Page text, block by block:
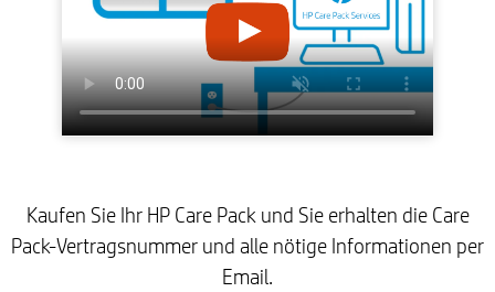
Kaufen Sie Ihr HP Care Pack und Sie erhalten die Care
Pack-Vertragsnummer und alle nötige Informationen per
Email.